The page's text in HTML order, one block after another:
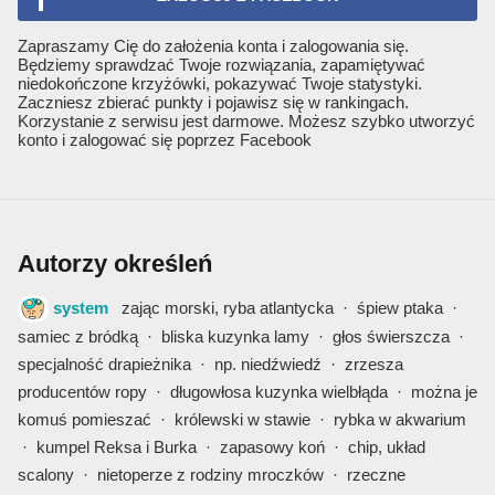
Zapraszamy Cię do założenia konta i zalogowania się.
Będziemy sprawdzać Twoje rozwiązania, zapamiętywać
niedokończone krzyżówki, pokazywać Twoje statystyki.
Zaczniesz zbierać punkty i pojawisz się w rankingach.
Korzystanie z serwisu jest darmowe. Możesz szybko utworzyć
konto i zalogować się poprzez Facebook
Autorzy określeń
system zając morski, ryba atlantycka · śpiew ptaka ·
samiec z bródką · bliska kuzynka lamy · głos świerszcza ·
specjalność drapieżnika · np. niedźwiedź · zrzesza
producentów ropy · długowłosa kuzynka wielbłąda · można je
komuś pomieszać · królewski w stawie · rybka w akwarium
· kumpel Reksa i Burka · zapasowy koń · chip, układ
scalony · nietoperze z rodziny mroczków · rzeczne